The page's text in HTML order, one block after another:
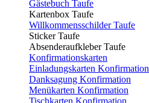
Gästebuch Taufe
Kartenbox Taufe
Willkommensschilder Taufe
Sticker Taufe
Absenderaufkleber Taufe
Konfirmationskarten
Einladungskarten Konfirmation
Danksagung Konfirmation
Menükarten Konfirmation
Tischkarten Konfirmation